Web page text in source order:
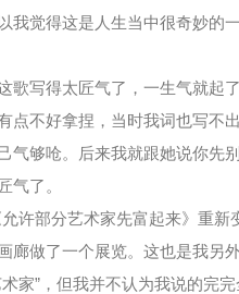
我觉得这是人生当中很奇妙的
歌写得太匠气了，一生气就起
点不好拿捏，当时我词也写不
气够呛。后来我就跟她说你先
气了。
允许部分艺术家先富起来》重
廊做了一个展览。这也是我另
家”，但我并不认为我说的完